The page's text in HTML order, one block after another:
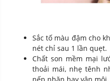
Sắc tố màu đậm cho
nét chỉ sau 1 lần quẹt.
Chất son mềm mại
thoải mái, nhẹ tênh